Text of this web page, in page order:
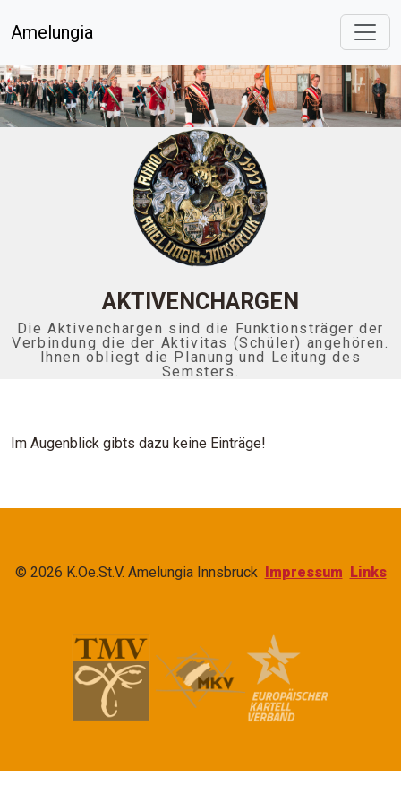
Amelungia
AKTIVENCHARGEN
Die Aktivenchargen sind die Funktionsträger der
Verbindung die der Aktivitas (Schüler) angehören.
Ihnen obliegt die Planung und Leitung des
Semsters.
Im Augenblick gibts dazu keine Einträge!
© 2026 K.Oe.St.V. Amelungia Innsbruck Impressum Links